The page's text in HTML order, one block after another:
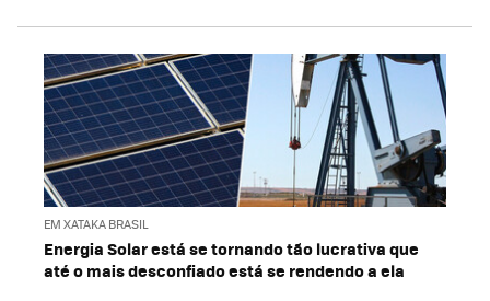
EM XATAKA BRASIL
Energia Solar está se tornando tão lucrativa que
até o mais desconfiado está se rendendo a ela